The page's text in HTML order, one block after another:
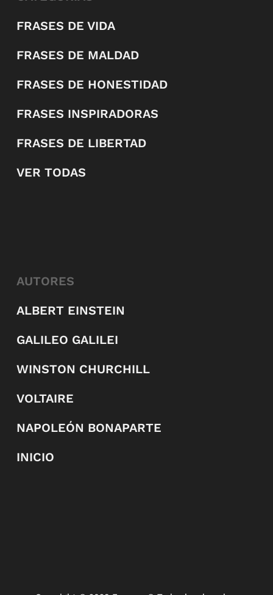
FRASES DE VIDA
FRASES DE MALDAD
FRASES DE HONESTIDAD
FRASES INSPIRADORAS
FRASES DE LIBERTAD
VER TODAS
AUTORES
ALBERT EINSTEIN
GALILEO GALILEI
WINSTON CHURCHILL
VOLTAIRE
NAPOLEÓN BONAPARTE
INICIO